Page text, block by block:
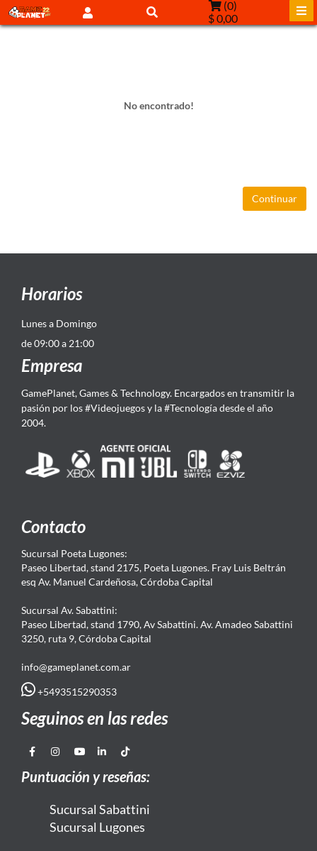
(0)
$ 0,00
No encontrado!
Continuar
Horarios
Lunes a Domingo
de 09:00 a 21:00
Empresa
GamePlanet, Games & Technology. Encargados en transmitir la
pasión por los #Videojuegos y la #Tecnología desde el año
2004.
Contacto
Sucursal Poeta Lugones:
Paseo Libertad, stand 2175, Poeta Lugones. Fray Luis Beltrán
esq Av. Manuel Cardeñosa, Córdoba Capital
Sucursal Av. Sabattini:
Paseo Libertad, stand 1790, Av Sabattini. Av. Amadeo Sabattini
3250, ruta 9, Córdoba Capital
info@gameplanet.com.ar
+5493515290353
Seguinos en las redes
Puntuación y reseñas:
Sucursal Sabattini
Sucursal Lugones